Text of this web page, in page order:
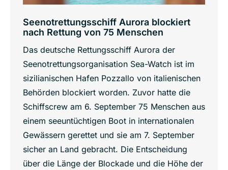
Seenotrettungsschiff Aurora blockiert
nach Rettung von 75 Menschen
Das deutsche Rettungsschiff Aurora der
Seenotrettungsorganisation Sea-Watch ist im
sizilianischen Hafen Pozzallo von italienischen
Behörden blockiert worden. Zuvor hatte die
Schiffscrew am 6. September 75 Menschen aus
einem seeuntüchtigen Boot in internationalen
Gewässern gerettet und sie am 7. September
sicher an Land gebracht. Die Entscheidung
über die Länge der Blockade und die Höhe der